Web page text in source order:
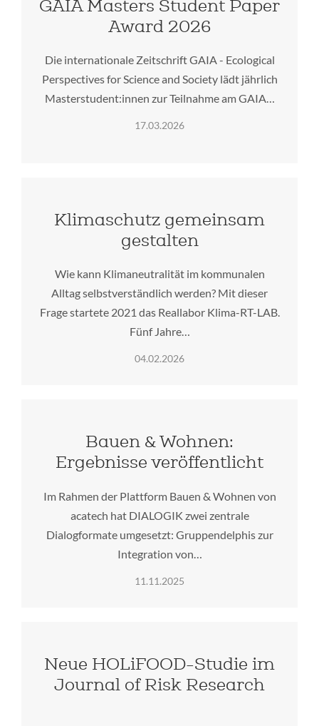
GAIA Masters Student Paper
Award 2026
Die internationale Zeitschrift GAIA - Ecological
Perspectives for Science and Society lädt jährlich
Masterstudent:innen zur Teilnahme am GAIA…
17.03.2026
Klimaschutz gemeinsam
gestalten
Wie kann Klimaneutralität im kommunalen
Alltag selbstverständlich werden? Mit dieser
Frage startete 2021 das Reallabor Klima-RT-LAB.
Fünf Jahre…
04.02.2026
Bauen & Wohnen:
Ergebnisse veröffentlicht
Im Rahmen der Plattform Bauen & Wohnen von
acatech hat DIALOGIK zwei zentrale
Dialogformate umgesetzt: Gruppendelphis zur
Integration von…
11.11.2025
Neue HOLiFOOD-Studie im
Journal of Risk Research